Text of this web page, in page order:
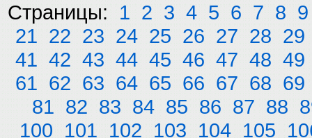
Страницы: 1 2 3 4 5 6 7 8 9
21 22 23 24 25 26 27 28 29
41 42 43 44 45 46 47 48 49
61 62 63 64 65 66 67 68 69
81 82 83 84 85 86 87 88
100 101 102 103 104 105